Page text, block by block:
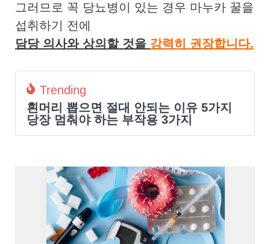
그러므로 꼭 당뇨병이 있는 경우 마누카 꿀을
섭취하기 전에
담당 의사와 상의할 것을 강력히 권장합니다.
Trending
흰머리 뽑으면 절대 안되는 이유 5가지
당장 멈춰야 하는 부작용 3가지